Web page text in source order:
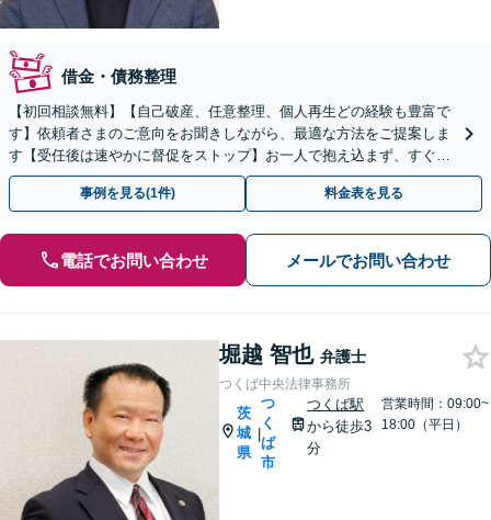
借金・債務整理
【初回相談無料】【自己破産、任意整理、個人再生どの経験も豊富で
す】依頼者さまのご意向をお聞きしながら、最適な方法をご提案しま
す【受任後は速やかに督促をストップ】お一人で抱え込まず、すぐに
ご相談ください【土日祝対応可】【駐車場完備】
事例を見る(1件) 料金表を見る
電話でお問い合わせ メールでお問い合わせ
堀越 智也 弁護士
つくば中央法律事務所
茨
城
県
|
つ
く
ば
市
つくば駅
から徒歩3
分
営業時間：09:00~
18:00（平日）